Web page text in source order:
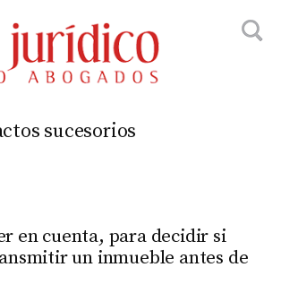
sucesorios
en cuenta, para decidir si
un inmueble antes de